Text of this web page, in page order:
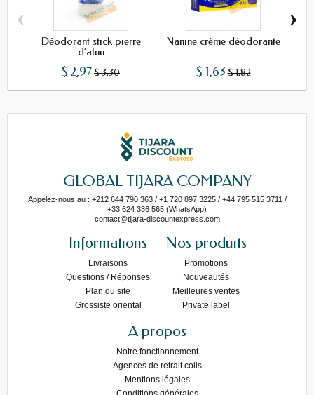
Déodorant stick pierre
d’alun
$ 2,97$ 3,30
Nanine crème déodorante
$ 1,63 $ 1,82
‹ ›
GLOBAL TIJARA COMPANY
Appelez-nous au : +212 644 790 363 / +1 720 897 3225 / +44 795 515 3711 /
+33 624 336 565 (WhatsApp)
contact@tijara-discountexpress.com
Informations
Livraisons
Questions / Réponses
Plan du site
Grossiste oriental
Nos produits
Promotions
Nouveautés
Meilleures ventes
Private label
A propos
Notre fonctionnement
Agences de retrait colis
Mentions légales